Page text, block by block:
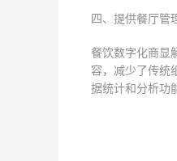
四、提供餐厅管
餐饮数字化商显
容，减少了传统
据统计和分析功